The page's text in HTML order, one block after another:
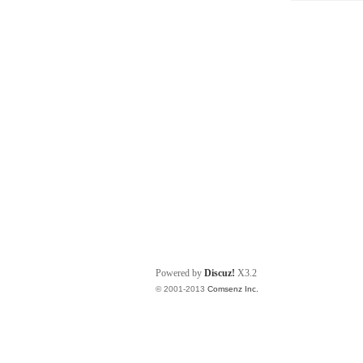
Powered by Discuz! X3.2
© 2001-2013 Comsenz Inc.